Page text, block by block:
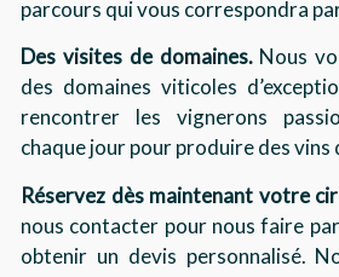
parcours qui vous correspondra
Des visites de domaines. Nous
des domaines viticoles
rencontrer les vignerons
chaque jour pour produire des vins
Réservez dès maintenant votre
nous contacter pour nous faire
obtenir un devis personnalisé.